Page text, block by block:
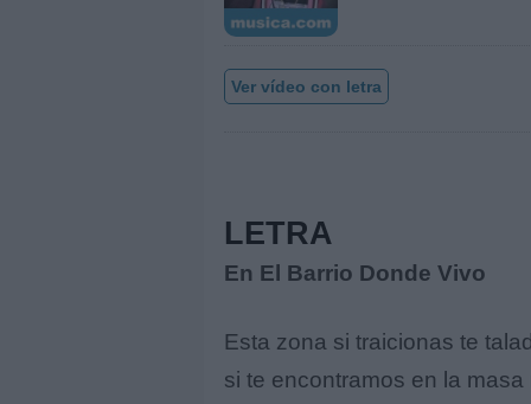
Ver vídeo con letra
LETRA
En El Barrio Donde Vivo
Esta zona si traicionas te
si te encontramos en la masa